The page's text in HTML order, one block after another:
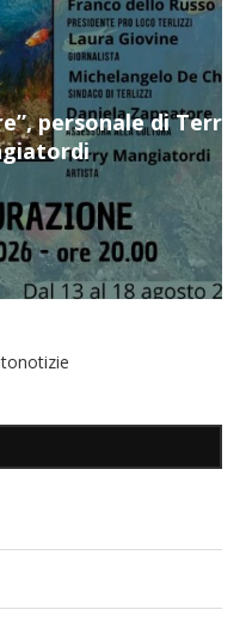
di Terry